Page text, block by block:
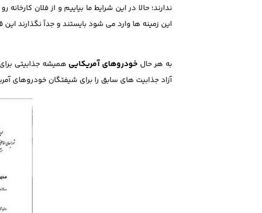
ندارند؛ حالا در این شرایط ما بیاییم و از فلان
این زمینه ها وارد می شود بایستند و جداً نگذارند
به هر حالخودروهای آمریکایی همیشه جذابیتی
آزاد جذابیت های سابق را برای شیفتگان خودروهای